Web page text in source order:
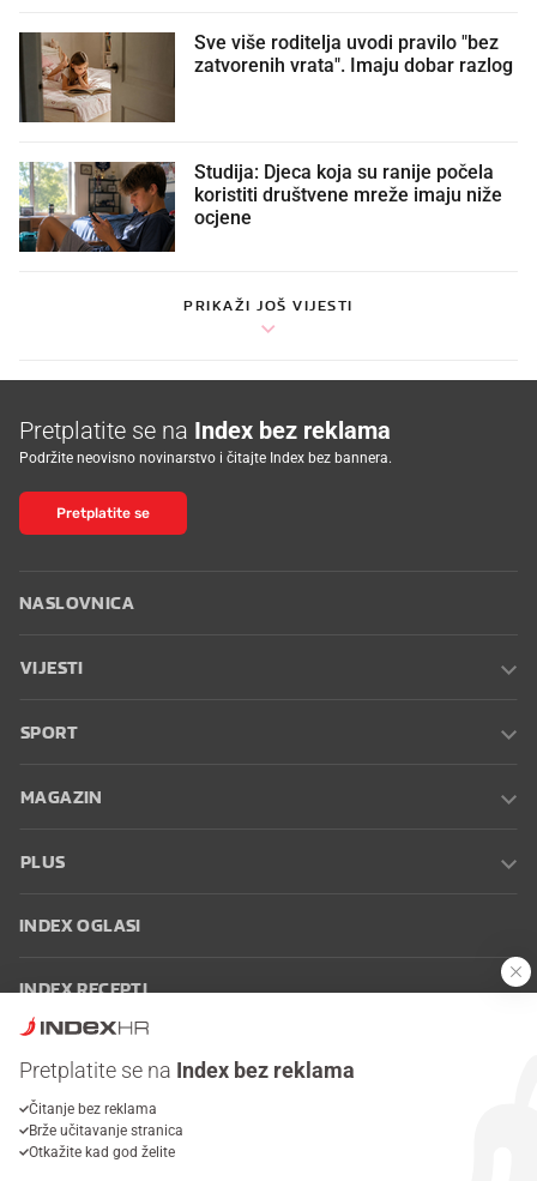
Sve više roditelja uvodi pravilo "bez
zatvorenih vrata". Imaju dobar razlog
Studija: Djeca koja su ranije počela
koristiti društvene mreže imaju niže
ocjene
PRIKAŽI JOŠ VIJESTI
Pretplatite se na Index bez reklama
Podržite neovisno novinarstvo i čitajte Index bez bannera.
Pretplatite se
NASLOVNICA
VIJESTI
SPORT
MAGAZIN
PLUS
INDEX OGLASI
INDEX RECEPTI
Oglašavanje Zaposli se na Indexu
korištenja
Postavke kolačića
Pretplatite se na Index bez reklama
Čitanje bez reklama
Brže učitavanje stranica
Otkažite kad god želite